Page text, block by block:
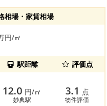
相場・家賃相場
円/㎡
駅距離 評価点
12.0 円/㎡
妙典駅
3.1 点
物件評価